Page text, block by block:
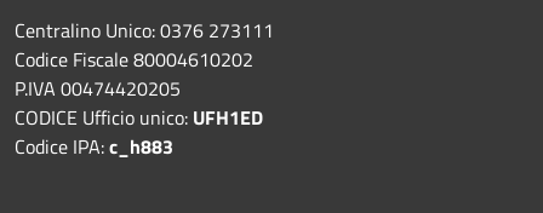
Centralino Unico: 0376 273111
Codice Fiscale 80004610202
P.IVA 00474420205
CODICE Ufficio unico: UFH1ED
Codice IPA:c_h883